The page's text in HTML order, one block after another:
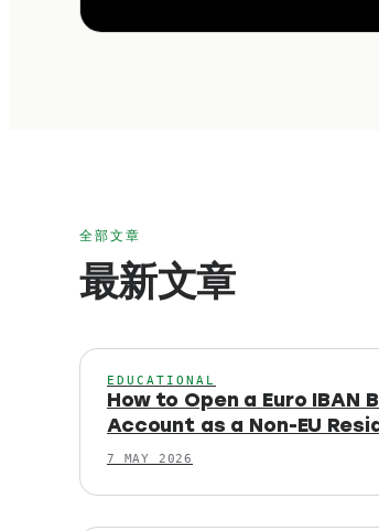
全部文章
最新文章
EDUCATIONAL
How to Open a Euro IBAN
Account as a Non-EU
7 MAY 2026